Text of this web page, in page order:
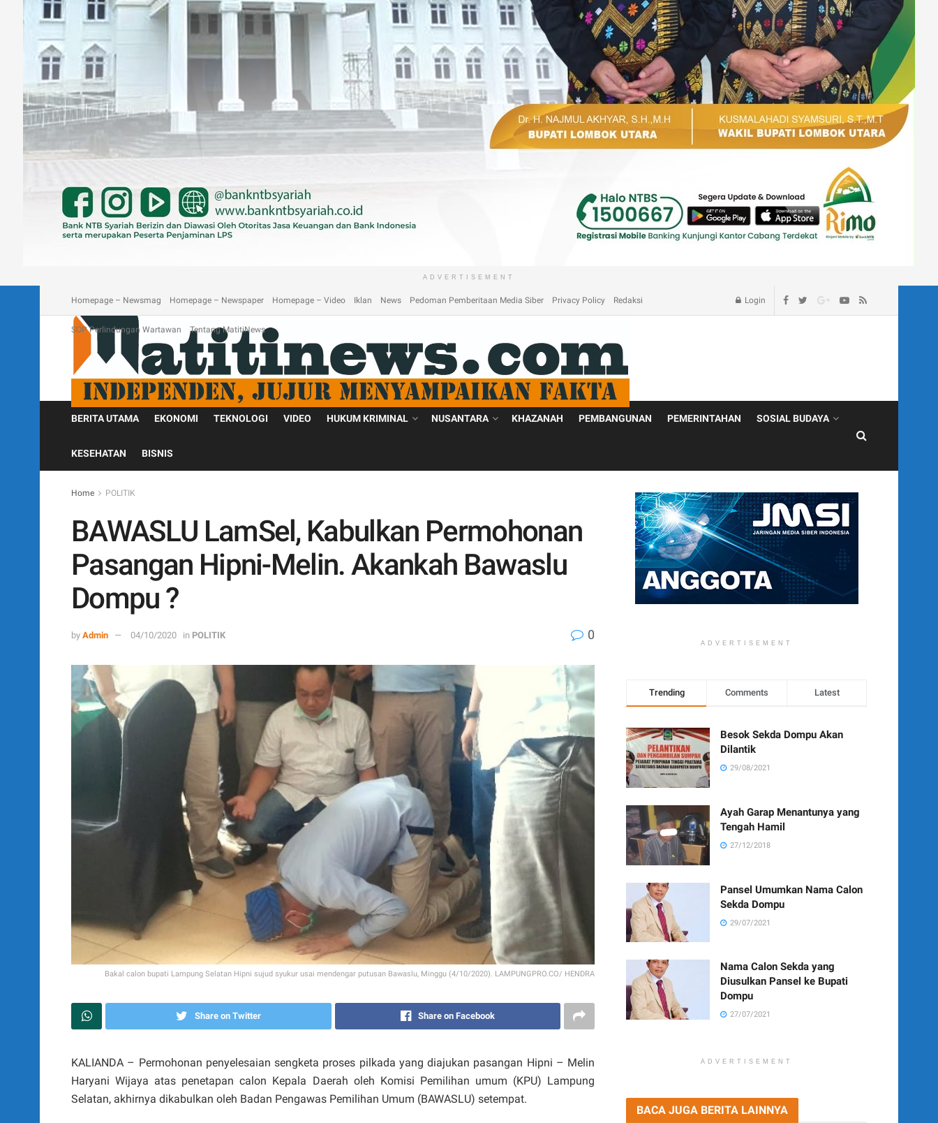
ADVERTISEMENT
Homepage – Newsmag Homepage – Newspaper Homepage – Video Iklan News Pedoman Pemberitaan Media Siber Privacy Policy Redaksi
SOP Perlindungan Wartawan Tentang MatitiNews
Login
BERITA UTAMA EKONOMI TEKNOLOGI VIDEO HUKUM KRIMINAL NUSANTARA KHAZANAH PEMBANGUNAN PEMERINTAHAN SOSIAL BUDAYA
KESEHATAN BISNIS
Home POLITIK
BAWASLU LamSel, Kabulkan Permohonan
Pasangan Hipni-Melin. Akankah Bawaslu
Dompu ?
by Admin 04/10/2020 in POLITIK 0
Bakal calon bupati Lampung Selatan Hipni sujud syukur usai mendengar putusan Bawaslu, Minggu (4/10/2020). LAMPUNGPRO.CO/ HENDRA
Share on Twitter Share on Facebook
KALIANDA – Permohonan penyelesaian sengketa proses pilkada yang diajukan pasangan Hipni – Melin
Haryani Wijaya atas penetapan calon Kepala Daerah oleh Komisi Pemilihan umum (KPU) Lampung
Selatan, akhirnya dikabulkan oleh Badan Pengawas Pemilihan Umum (BAWASLU) setempat.
ADVERTISEMENT
Trending Comments Latest
Besok Sekda Dompu Akan
Dilantik
29/08/2021
Ayah Garap Menantunya yang
Tengah Hamil
27/12/2018
Pansel Umumkan Nama Calon
Sekda Dompu
29/07/2021
Nama Calon Sekda yang
Diusulkan Pansel ke Bupati
Dompu
27/07/2021
ADVERTISEMENT
BACA JUGA BERITA LAINNYA